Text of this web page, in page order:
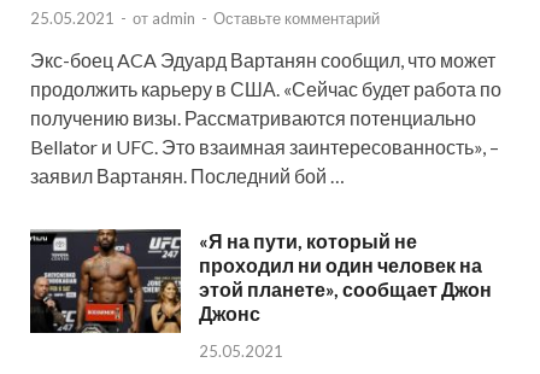
25.05.2021 - от admin - Оставьте комментарий
Экс-боец ACA Эдуард Вартанян сообщил, что может
продолжить карьеру в США. «Сейчас будет работа по
получению визы. Рассматриваются потенциально
Bellator и UFC. Это взаимная заинтересованность», –
заявил Вартанян. Последний бой …
«Я на пути, который не
проходил ни один человек на
этой планете», сообщает Джон
Джонс
25.05.2021